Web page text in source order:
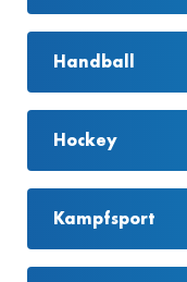
Handball
Hockey
Kampfsport